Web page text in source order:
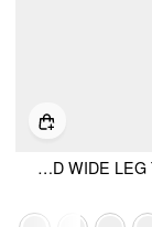
HIGH RISE METAL BUTTON PLEATED WIDE LEG TROUSERS